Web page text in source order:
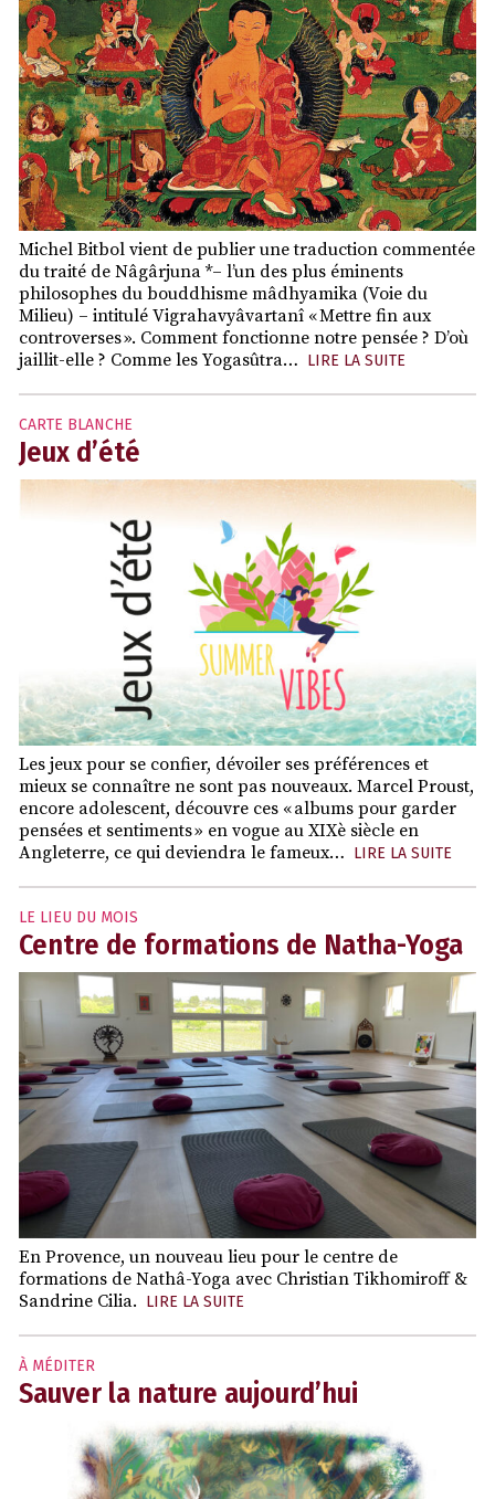
Michel Bitbol vient de publier une traduction commentée
du traité de Nâgârjuna *– l’un des plus éminents
philosophes du bouddhisme mâdhyamika (Voie du
Milieu) – intitulé Vigrahavyâvartanî « Mettre fin aux
controverses ». Comment fonctionne notre pensée ? D’où
jaillit-elle ? Comme les Yogasûtra… LIRE LA SUITE
CARTE BLANCHE
Jeux d’été
Les jeux pour se confier, dévoiler ses préférences et
mieux se connaître ne sont pas nouveaux. Marcel Proust,
encore adolescent, découvre ces « albums pour garder
pensées et sentiments » en vogue au XIXè siècle en
Angleterre, ce qui deviendra le fameux… LIRE LA SUITE
LE LIEU DU MOIS
Centre de formations de Natha-Yoga
En Provence, un nouveau lieu pour le centre de
formations de Nathâ-Yoga avec Christian Tikhomiroff &
Sandrine Cilia. LIRE LA SUITE
À MÉDITER
Sauver la nature aujourd’hui